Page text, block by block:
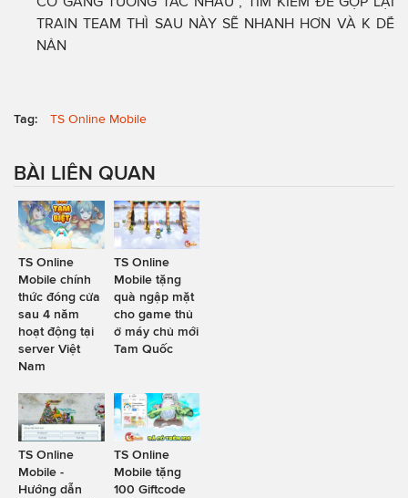
TRAIN TEAM THÌ SAU NÀY SẼ NHANH HƠN VÀ K DỄ
NẢN
Tag: TS Online Mobile
BÀI LIÊN QUAN
TS Online
Mobile chính
thức đóng cửa
sau 4 năm
hoạt động tại
server Việt
Nam
TS Online
Mobile tặng
quà ngập mặt
cho game thủ
ở máy chủ mới
Tam Quốc
TS Online
Mobile -
Hướng dẫn
TS Online
Mobile tặng
100 Giftcode